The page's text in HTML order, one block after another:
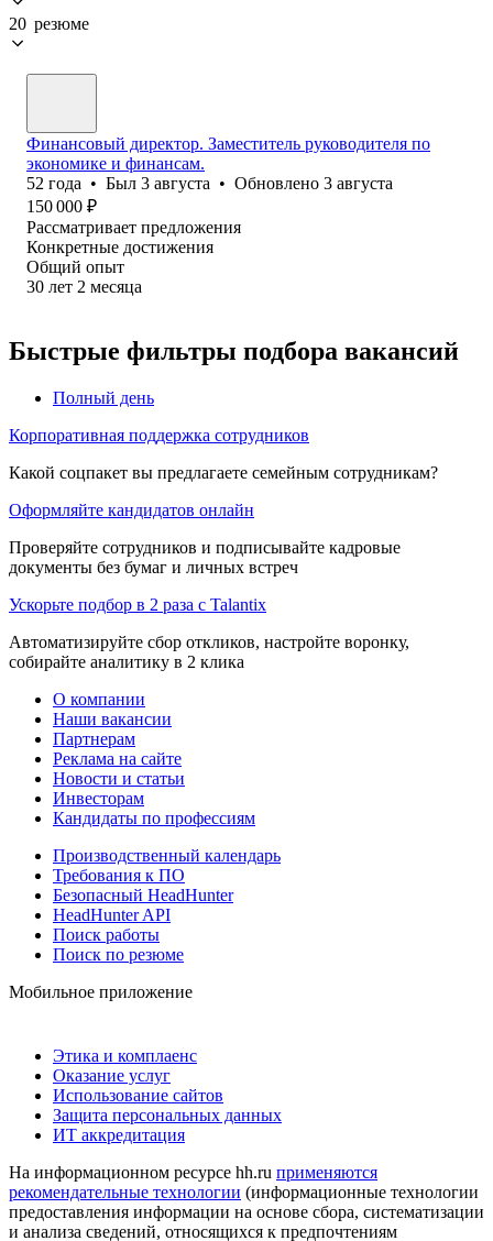
20 резюме
Финансовый директор. Заместитель руководителя по
экономике и финансам.
52 года • Был 3 августа • Обновлено 3 августа
150 000 ₽
Рассматривает предложения
Конкретные достижения
Общий опыт
30 лет 2 месяца
Быстрые фильтры подбора вакансий
Полный день
Корпоративная поддержка сотрудников
Какой соцпакет вы предлагаете семейным сотрудникам?
Оформляйте кандидатов онлайн
Проверяйте сотрудников и подписывайте кадровые
документы без бумаг и личных встреч
Ускорьте подбор в 2 раза с Talantix
Автоматизируйте сбор откликов, настройте воронку,
собирайте аналитику в 2 клика
О компании
Наши вакансии
Партнерам
Реклама на сайте
Новости и статьи
Инвесторам
Кандидаты по профессиям
Производственный календарь
Требования к ПО
Безопасный HeadHunter
HeadHunter API
Поиск работы
Поиск по резюме
Мобильное приложение
Этика и комплаенс
Оказание услуг
Использование сайтов
Защита персональных данных
ИТ аккредитация
На информационном ресурсе hh.ru применяются
рекомендательные технологии (информационные технологии
предоставления информации на основе сбора, систематизации
и анализа сведений, относящихся к предпочтениям